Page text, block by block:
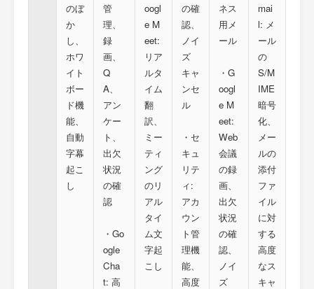
のぼ
か
し、
ホワ
イト
ボー
ド機
能、
自動
字幕
起こ
し
管
理、
録
画、
Q
A、
アン
ケー
ト、
出欠
状況
の確
認
・Go
ogle
Cha
t: 高
oogl
e M
eet:
リア
ルタ
イム
翻
訳、
ミー
ティ
ング
のリ
アル
タイ
ム文
字起
こし
の確
認、
ノイ
ズ
キャ
ンセ
ル
・セ
キュ
リテ
ィ:
アカ
ウン
ト管
理機
能、
高度
ネス
用メ
ール
・G
oogl
e M
eet:
Web
会議
の録
画、
出欠
状況
の確
認、
ノイ
ズ
mai
l: メ
ール
の
S/M
IME
暗号
化、
メー
ルの
添付
ファ
イル
に対
する
高度
なス
キャ